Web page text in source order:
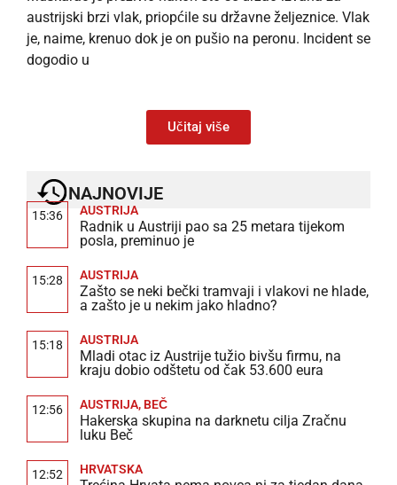
austrijski brzi vlak, priopćile su državne željeznice. Vlak
je, naime, krenuo dok je on pušio na peronu. Incident se
dogodio u
Učitaj više
NAJNOVIJE
15:36 AUSTRIJA
Radnik u Austriji pao sa 25 metara tijekom
posla, preminuo je
15:28 AUSTRIJA
Zašto se neki bečki tramvaji i vlakovi ne hlade,
a zašto je u nekim jako hladno?
15:18 AUSTRIJA
Mladi otac iz Austrije tužio bivšu firmu, na
kraju dobio odštetu od čak 53.600 eura
12:56 AUSTRIJA, BEČ
Hakerska skupina na darknetu cilja Zračnu
luku Beč
12:52 HRVATSKA